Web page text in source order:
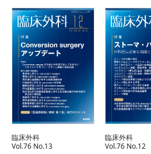
臨床外科
Vol.76 No.13
臨床外科
Vol.76 No.12